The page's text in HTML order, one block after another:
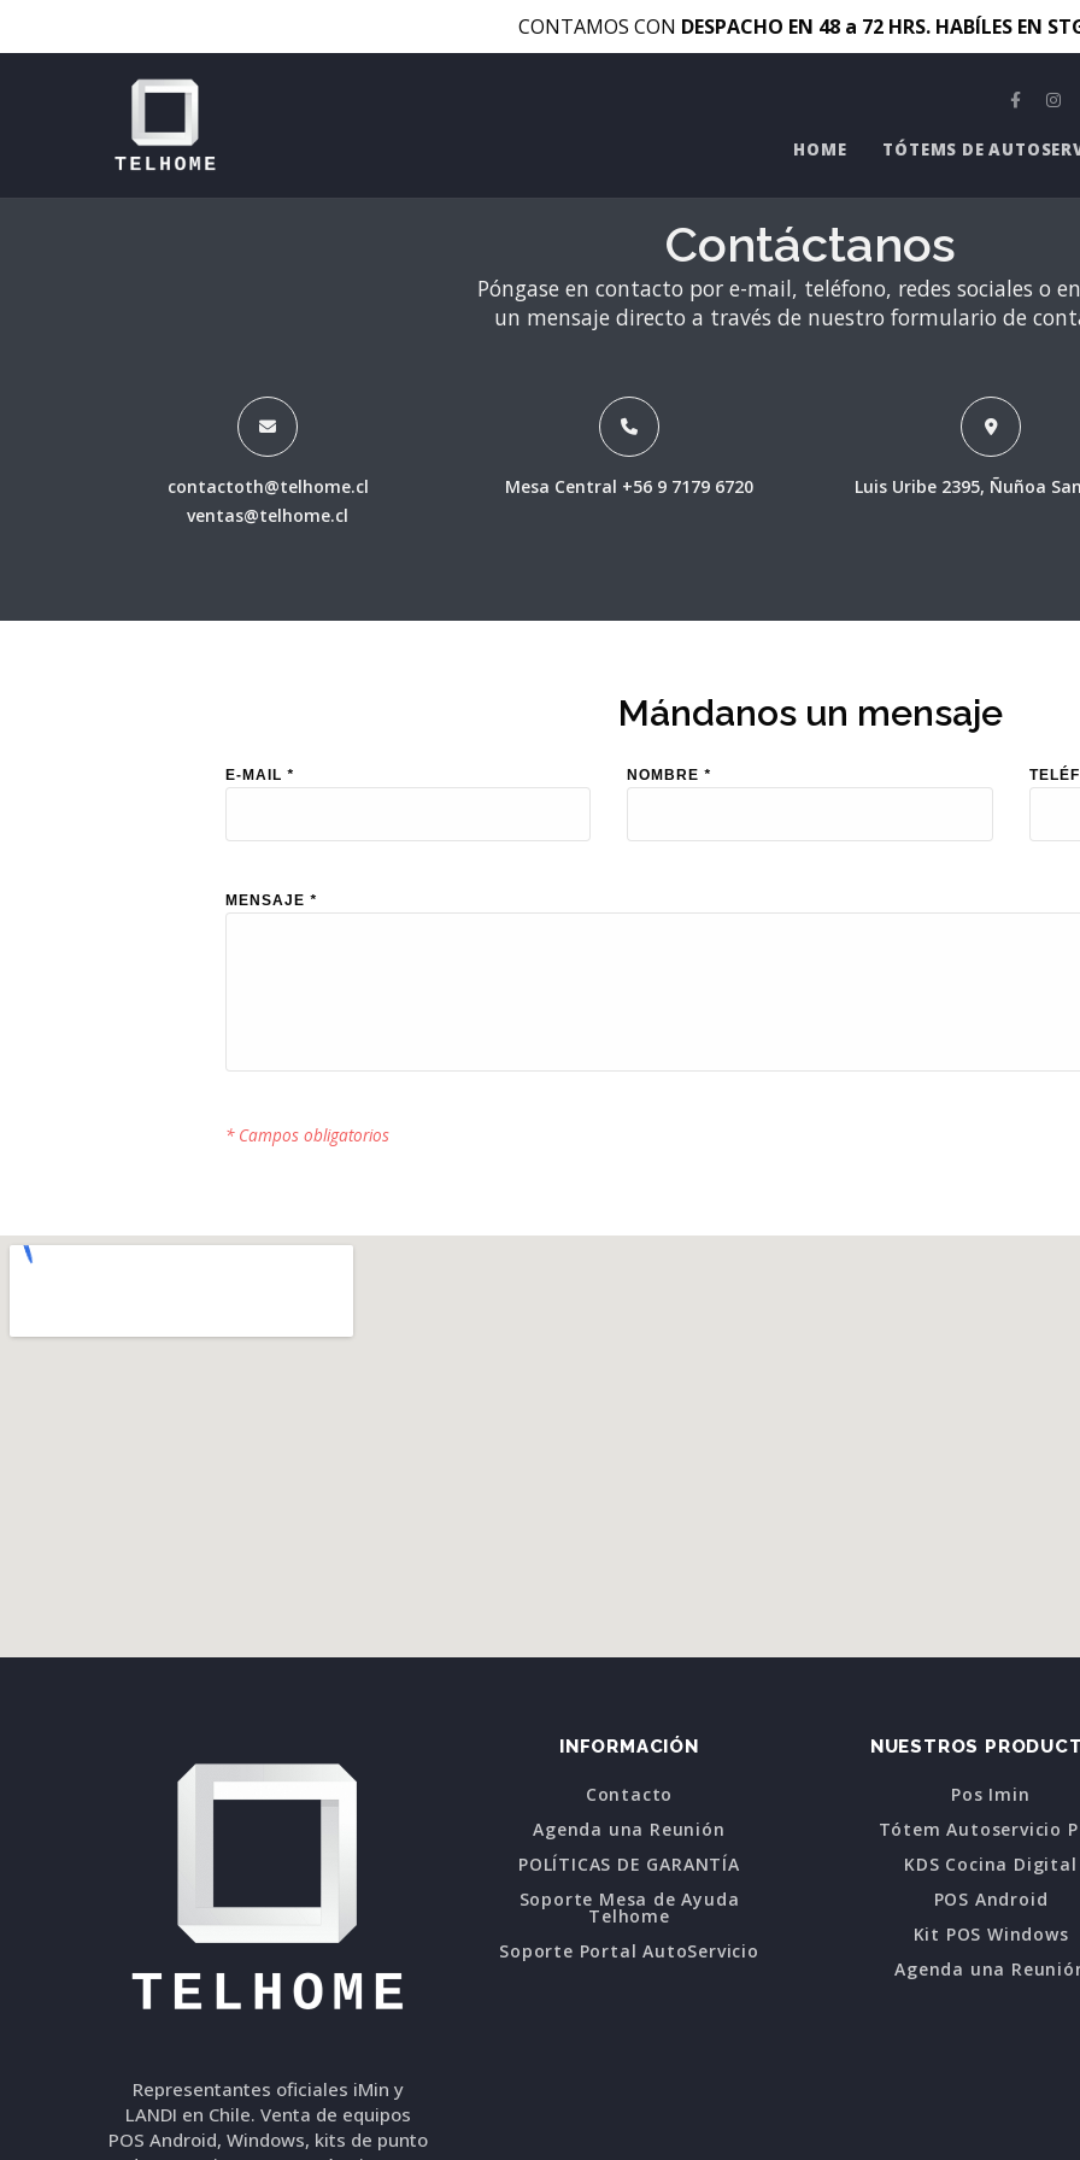
CONTAMOS CON DESPACHO EN 48 a 72 HRS. HABÍLES EN
HOME TÓTEMS DE
Contáctanos
Póngase en contacto por e-mail, teléfono, redes sociales o
un mensaje directo a través de nuestro formulario de
contactoth@telhome.cl
ventas@telhome.cl
Mesa Central +56 9 7179 6720 Luis Uribe 2395, Ñuñoa
Mándanos un mensaje
E-MAIL* NOMBRE*
MENSAJE*
* Campos obligatorios
Representantes oficiales iMin y
LANDI en Chile. Venta de equipos
POS Android, Windows, kits de punto
INFORMACIÓN
Contacto
Agenda una Reunión
POLÍTICAS DE GARANTÍA
Soporte Mesa de Ayuda
Telhome
Soporte Portal AutoServicio
NUESTROS
Pos Imin
Tótem Autoservicio
KDS Cocina Digital
POS Android
Kit POS Windows
Agenda una